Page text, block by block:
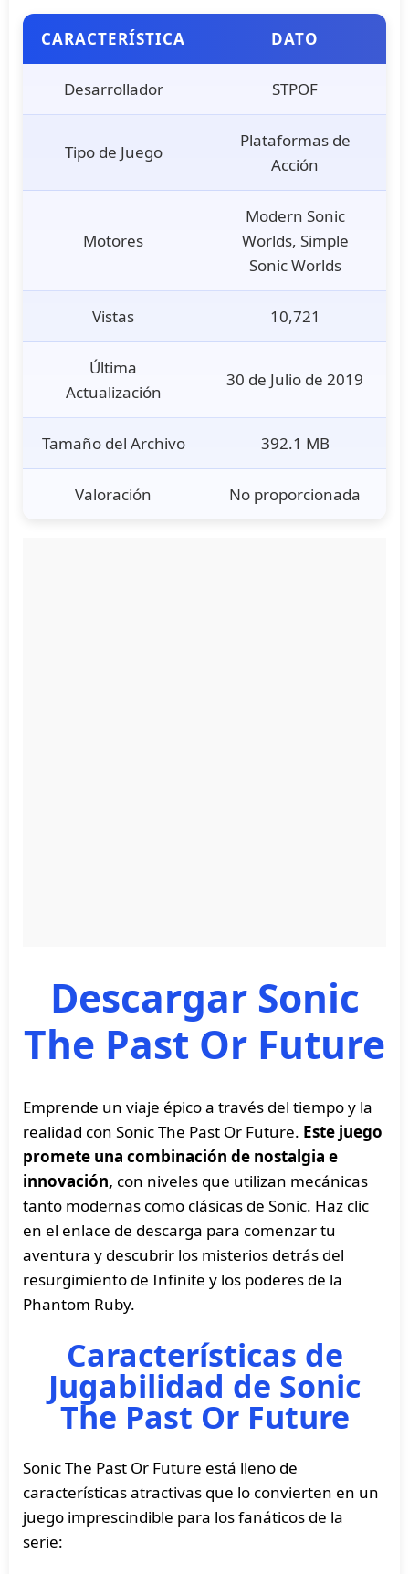
CARACTERÍSTICA DATO
Desarrollador STPOF
Tipo de Juego
Plataformas de
Acción
Motores
Modern Sonic
Worlds, Simple
Sonic Worlds
Vistas 10,721
Última
Actualización
30 de Julio de 2019
Tamaño del Archivo 392.1 MB
Valoración No proporcionada
Descargar Sonic
The Past Or Future
Emprende un viaje épico a través del tiempo y la
realidad con Sonic The Past Or Future. Este juego
promete una combinación de nostalgia e
innovación, con niveles que utilizan mecánicas
tanto modernas como clásicas de Sonic. Haz clic
en el enlace de descarga para comenzar tu
aventura y descubrir los misterios detrás del
resurgimiento de Infinite y los poderes de la
Phantom Ruby.
Características de
Jugabilidad de Sonic
The Past Or Future
Sonic The Past Or Future está lleno de
características atractivas que lo convierten en un
juego imprescindible para los fanáticos de la
serie: